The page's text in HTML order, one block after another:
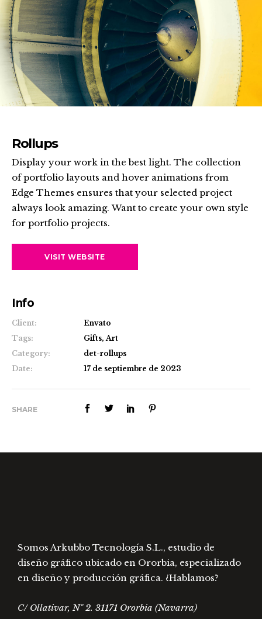
Rollups
Display your work in the best light. The collection
of portfolio layouts and hover animations from
Edge Themes ensures that your selected project
always look amazing. Want to create your own style
for portfolio projects.
VISIT WEBSITE
Info
Client:
Envato
Tags:
Gifts, Art
Category:
det-rollups
Date:
17 de septiembre de 2023
SHARE
Somos Arkubbo Tecnología S.L., estudio de
diseño gráfico ubicado en Ororbia, especializado
en diseño y producción gráfica. ¿Hablamos?
C/ Ollativar, Nº 2. 31171 Ororbia (Navarra)